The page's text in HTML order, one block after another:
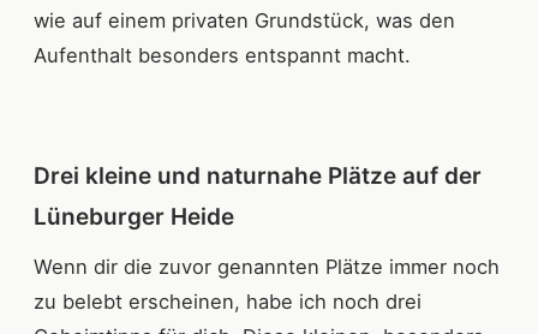
wie auf einem privaten Grundstück, was den
Aufenthalt besonders entspannt macht.
Drei kleine und naturnahe Plätze auf der
Lüneburger Heide
Wenn dir die zuvor genannten Plätze immer noch
zu belebt erscheinen, habe ich noch drei